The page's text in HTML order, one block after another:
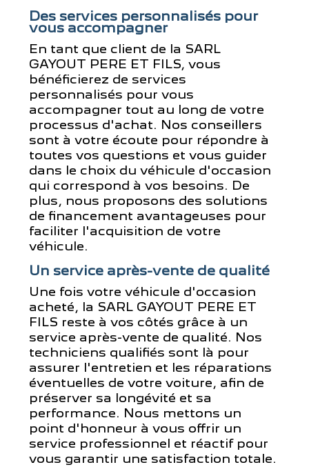
Des services personnalisés pour
vous accompagner
En tant que client de la SARL
GAYOUT PERE ET FILS, vous
bénéficierez de services
personnalisés pour vous
accompagner tout au long de votre
processus d'achat. Nos conseillers
sont à votre écoute pour répondre à
toutes vos questions et vous guider
dans le choix du véhicule d'occasion
qui correspond à vos besoins. De
plus, nous proposons des solutions
de financement avantageuses pour
faciliter l'acquisition de votre
véhicule.
Un service après-vente de qualité
Une fois votre véhicule d'occasion
acheté, la SARL GAYOUT PERE ET
FILS reste à vos côtés grâce à un
service après-vente de qualité. Nos
techniciens qualifiés sont là pour
assurer l'entretien et les réparations
éventuelles de votre voiture, afin de
préserver sa longévité et sa
performance. Nous mettons un
point d'honneur à vous offrir un
service professionnel et réactif pour
vous garantir une satisfaction totale.